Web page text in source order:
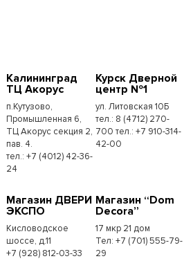
Калининград
ТЦ Акорус
п.Кутузово,
Промышленная 6,
ТЦ Акорус секция 2,
пав. 4.
тел.: +7 (4012) 42-36-
24
Курск Дверной
центр №1
ул. Литовская 10Б
тел.: 8 (4712) 270-
700 тел.: +7 910-314-
42-00
Магазин ДВЕРИ
ЭКСПО
Кисловодское
шоссе, д.11
+7 (928) 812-03-33
Магазин “Dom
Decora”
17 мкр 21 дом
Тел: +7 (701) 555-79-
29